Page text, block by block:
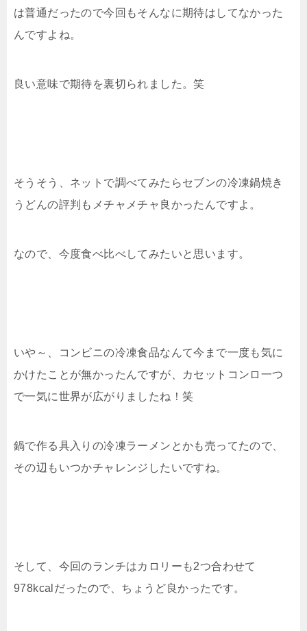
は普通だったので今回もそんなに期待はしてなかった
んですよね。
良い意味で期待を裏切られました。笑
そうそう、ネットで調べてみたらセブンの冷凍鍋焼き
うどんの評判もメチャメチャ良かったんですよ。
なので、今度食べ比べしてみたいと思います。
いや～、コンビニの冷凍食品なんて今まで一度も気に
かけたことが無かったんですが、カセットコンロ一つ
で一気に世界が広がりましたね！笑
鍋で作る具入りの冷凍ラーメンとかも売ってたので、
その辺もいつかチャレンジしたいですね。
そして、今回のランチはカロリーも2つ合わせて
978kcalだったので、ちょうど良かったです。